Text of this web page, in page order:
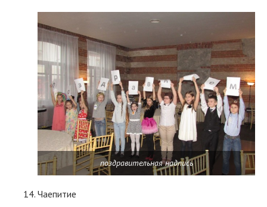
поздравительная надпись
Чаепитие